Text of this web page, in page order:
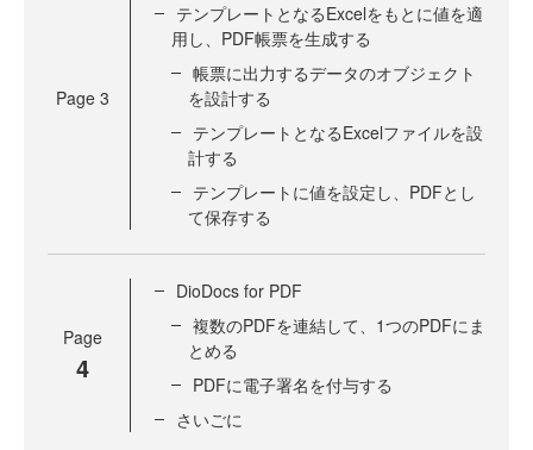
Page 3
テンプレートとなるExcelをもとに値を適
用し、PDF帳票を生成する
帳票に出力するデータのオブジェクト
を設計する
テンプレートとなるExcelファイルを設
計する
テンプレートに値を設定し、PDFとし
て保存する
Page
4
DioDocs for PDF
複数のPDFを連結して、1つのPDFにま
とめる
PDFに電子署名を付与する
さいごに